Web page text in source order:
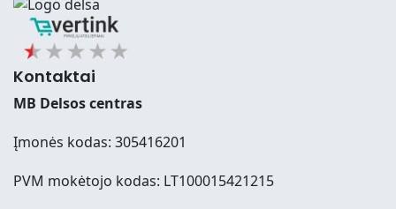
Kontaktai
MB Delsos centras
Įmonės kodas: 305416201
PVM mokėtojo kodas: LT100015421215